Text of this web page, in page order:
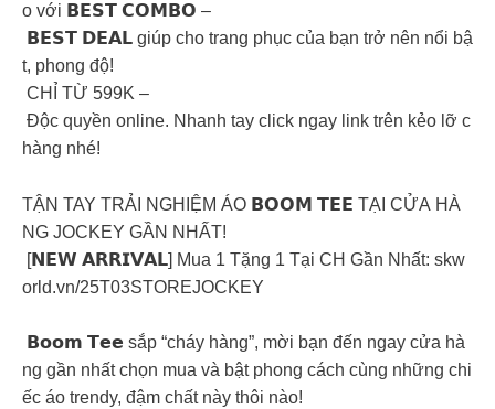
o với 𝗕𝗘𝗦𝗧 𝗖𝗢𝗠𝗕𝗢 –
𝗕𝗘𝗦𝗧 𝗗𝗘𝗔𝗟 giúp cho trang phục của bạn trở nên nổi bậ
t, phong độ!
CHỈ TỪ 599K –
Độc quyền online. Nhanh tay click ngay link trên kẻo lỡ c
hàng nhé!
TẬN TAY TRẢI NGHIỆM ÁO 𝗕𝗢𝗢𝗠 𝗧𝗘𝗘 TẠI CỬA HÀ
NG JOCKEY GẦN NHẤT!
[𝗡𝗘𝗪 𝗔𝗥𝗥𝗜𝗩𝗔𝗟] Mua 1 Tặng 1 Tại CH Gần Nhất: skw
orld.vn/25T03STOREJOCKEY
𝗕𝗼𝗼𝗺 𝗧𝗲𝗲 sắp “cháy hàng”, mời bạn đến ngay cửa hà
ng gần nhất chọn mua và bật phong cách cùng những chi
ếc áo trendy, đậm chất này thôi nào!